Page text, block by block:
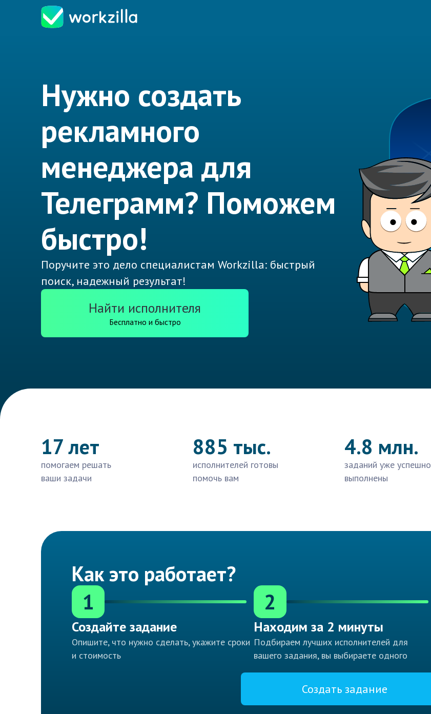
Нужно создать
рекламного
менеджера для
Телеграмм? Поможем
быстро!
Поручите это дело специалистам Workzilla: быстрый
поиск, надежный результат!
Найти исполнителя
Бесплатно и быстро
17 лет
помогаем решать
ваши задачи
885 тыс.
исполнителей готовы
помочь вам
4.8 млн.
заданий уже успешно
выполнены
Как это работает?
1
Создайте задание
Опишите, что нужно сделать, укажите сроки
и стоимость
2
Находим за 2 минуты
Подбираем лучших исполнителей для
вашего задания, вы выбираете одного
Создать задание